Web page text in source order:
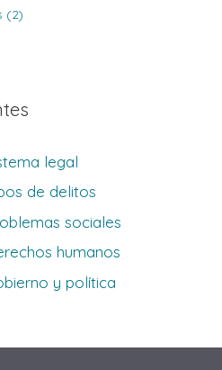
(2)
legal
de delitos
sociales
humanos
y política